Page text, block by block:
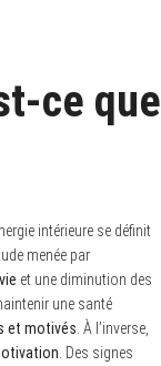
ce que
intérieure se définit
menée par
et une diminution des
une santé
et motivés . À l’inverse,
. Des signes